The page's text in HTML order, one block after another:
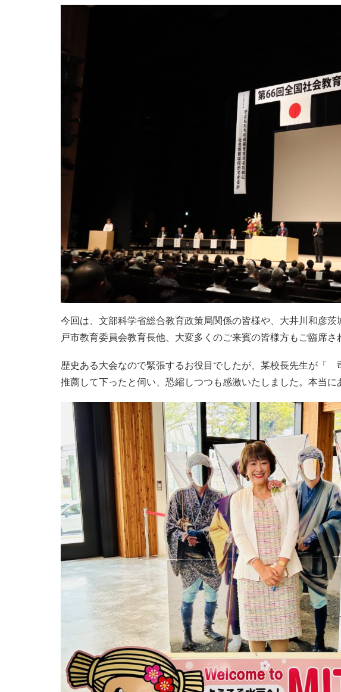
今回は、文部科学省総合教育政策局関係の皆様や、大井川和彦
戸市教育委員会教育長他、大変多くのご来賓の皆様方もご臨席さ
歴史ある大会なので緊張するお役目でしたが、某校長先生が「
推薦して下ったと伺い、恐縮しつつも感激いたしました。本当に